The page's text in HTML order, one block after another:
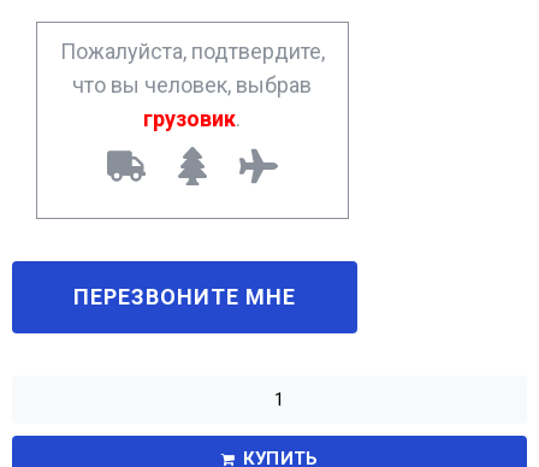
*
Пожалуйста, подтвердите,
что вы человек, выбрав
грузовик.
КУПИТЬ